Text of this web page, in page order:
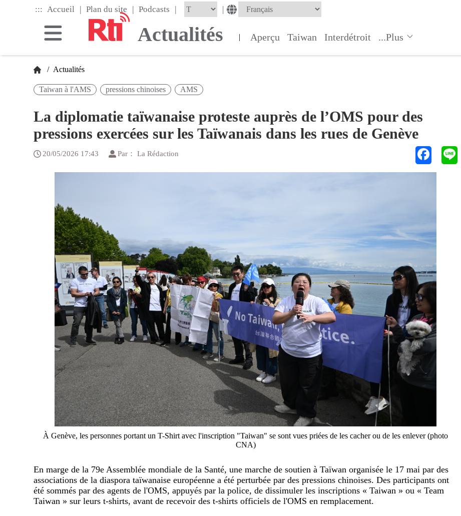
::: Accueil | Plan du site | Podcasts | |
Actualités | Aperçu Taiwan Interdétroit ...Plus
/ Actualités
Taiwan à l'AMS pressions chinoises AMS
La diplomatie taïwanaise proteste auprès de l’OMS pour des
pressions exercées sur les Taïwanais dans les rues de Genève
20/05/2026 17:43 Par： La Rédaction
À Genève, les personnes portant un T-Shirt avec l'inscription "Taiwan" se sont vues priées de les cacher ou de les enlever (photo
CNA)
En marge de la 79e Assemblée mondiale de la Santé, une marche de soutien à Taïwan organisée le 17 mai par des
associations de la diaspora taïwanaise européenne a été perturbée par des pressions chinoises. Des participants ont
été sommés par des agents de l'OMS, appuyés par la police, de dissimuler les inscriptions « Taiwan » ou « Team
Taiwan » sur leurs t-shirts, avant de recevoir des t-shirts officiels de l'OMS en remplacement.